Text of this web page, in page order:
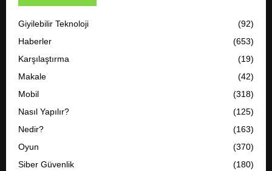
Giyilebilir Teknoloji
(92)
Haberler
(653)
Karşılaştırma
(19)
Makale
(42)
Mobil
(318)
Nasıl Yapılır?
(125)
Nedir?
(163)
Oyun
(370)
Siber Güvenlik
(180)